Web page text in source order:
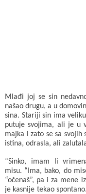
Mlađi joj se sin
našao drugu, a u
sina. Stariji sin ima
putuje svojima, ali je u
majka i zato se sa svojih
istina, odrasla, ali
“Sinko, imam li
misu. “Ima, bako, do
“očenaš”, pa i za mene
je kasnije tekao